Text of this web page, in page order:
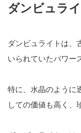
ダンビュラ
ダンビュライトは、
いられていたパワー
特に、水晶のように
しての価値も高く、